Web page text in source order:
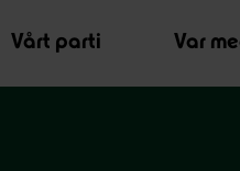
Vårt parti Var